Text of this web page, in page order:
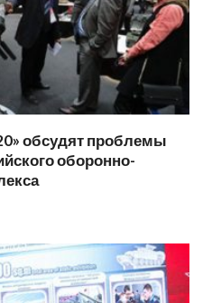
обсудят проблемы
оборонно-